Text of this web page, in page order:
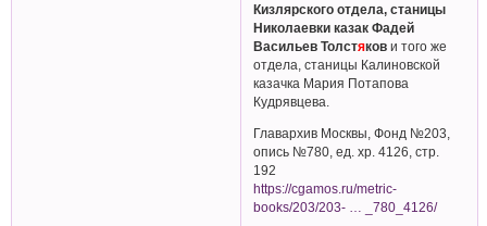
Кизлярского отдела, станицы
Николаевки казак Фадей
Васильев Толстяков и того же
отдела, станицы Калиновской
казачка Мария Потапова
Кудрявцева.
Главархив Москвы, Фонд №203,
опись №780, ед. хр. 4126, стр.
192
https://cgamos.ru/metric-
books/203/203- … _780_4126/